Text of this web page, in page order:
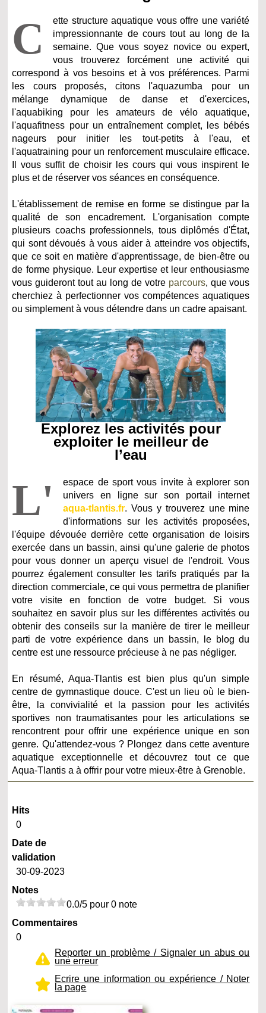
C
ette structure aquatique vous offre une variété
impressionnante de cours tout au long de la
semaine. Que vous soyez novice ou expert,
vous trouverez forcément une activité qui
correspond à vos besoins et à vos préférences. Parmi
les cours proposés, citons l'aquazumba pour un
mélange dynamique de danse et d'exercices,
l'aquabiking pour les amateurs de vélo aquatique,
l'aquafitness pour un entraînement complet, les bébés
nageurs pour initier les tout-petits à l'eau, et
l'aquatraining pour un renforcement musculaire efficace.
Il vous suffit de choisir les cours qui vous inspirent le
plus et de réserver vos séances en conséquence.
L'établissement de remise en forme se distingue par la
qualité de son encadrement. L'organisation compte
plusieurs coachs professionnels, tous diplômés d'État,
qui sont dévoués à vous aider à atteindre vos objectifs,
que ce soit en matière d'apprentissage, de bien-être ou
de forme physique. Leur expertise et leur enthousiasme
vous guideront tout au long de votre parcours, que vous
cherchiez à perfectionner vos compétences aquatiques
ou simplement à vous détendre dans un cadre apaisant.
Explorez les activités pour
exploiter le meilleur de
l’eau
L'
espace de sport vous invite à explorer son
univers en ligne sur son portail internet
aqua-tlantis.fr. Vous y trouverez une mine
d'informations sur les activités proposées,
l'équipe dévouée derrière cette organisation de loisirs
exercée dans un bassin, ainsi qu'une galerie de photos
pour vous donner un aperçu visuel de l'endroit. Vous
pourrez également consulter les tarifs pratiqués par la
direction commerciale, ce qui vous permettra de planifier
votre visite en fonction de votre budget. Si vous
souhaitez en savoir plus sur les différentes activités ou
obtenir des conseils sur la manière de tirer le meilleur
parti de votre expérience dans un bassin, le blog du
centre est une ressource précieuse à ne pas négliger.
En résumé, Aqua-Tlantis est bien plus qu'un simple
centre de gymnastique douce. C'est un lieu où le bien-
être, la convivialité et la passion pour les activités
sportives non traumatisantes pour les articulations se
rencontrent pour offrir une expérience unique en son
genre. Qu'attendez-vous ? Plongez dans cette aventure
aquatique exceptionnelle et découvrez tout ce que
Aqua-Tlantis a à offrir pour votre mieux-être à Grenoble.
Hits
0
Date de
validation
30-09-2023
Notes
0.0/5 pour 0 note
Commentaires
0
Reporter un problème / Signaler un abus ou
une erreur
Ecrire une information ou expérience / Noter
la page